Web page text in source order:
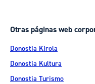
Otras páginas web
Donostia Kirola
Donostia Kultura
Donostia Turismo